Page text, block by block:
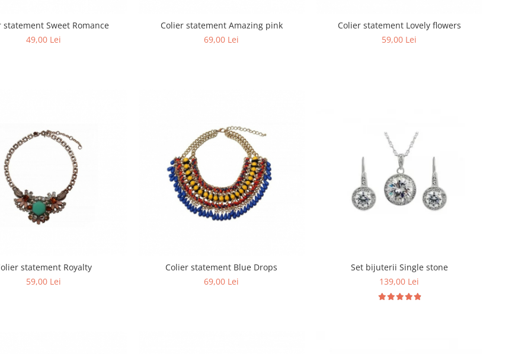
statement Sweet Romance
49,00 Lei
Colier statement Amazing pink
69,00 Lei
Colier statement Lovely flowers
59,00 Lei
statement Royalty
59,00 Lei
Colier statement Blue Drops
69,00 Lei
Set bijuterii Single stone
139,00 Lei